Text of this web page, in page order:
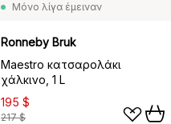
Μόνο λίγα έμειναν
Ronneby Bruk
Maestro κατσαρολάκι
χάλκινο, 1 L
195 $
217 $